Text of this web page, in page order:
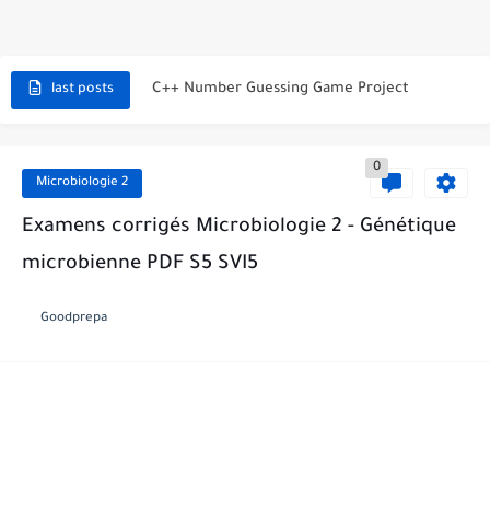
last posts C++ Number Guessing Game Project
C++ Simple Text Editor Project
C++ program to make a simple calculator project
La Communication Oral en PDF
Microbiologie 2
0
Examens corrigés Microbiologie 2 - Génétique
microbienne PDF S5 SVI5
Goodprepa